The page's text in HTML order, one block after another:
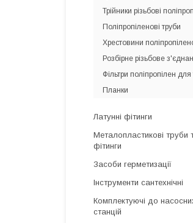
Трійники різьбові
Поліпропіленові труби
Хрестовини
Розбірне різьбове
Фільтри поліпропілен для
Планки
Латунні фітинги
Металопластикові труби
фітинги
Засоби герметизації
Інструменти сантехнічні
Комплектуючі до
станцій